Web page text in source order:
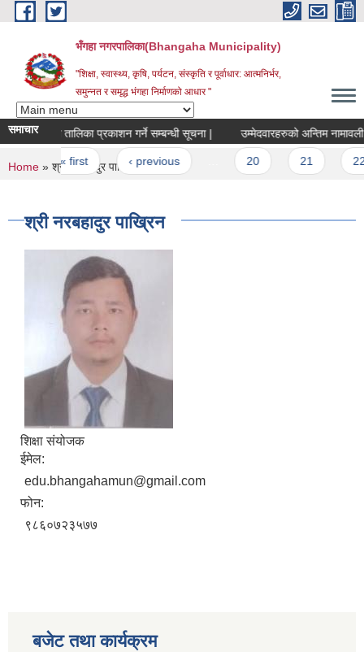
Skip to main content
भँगहा नगरपालिका(Bhangaha Municipality)
"शिक्षा, स्वास्थ्य, कृषि, पर्यटन, संस्कृति र पूर्वाधार: आत्मनिर्भर,
समुन्नत र समृद्ध भंगहा निर्माणको आधार "
समाचारपरिक्षा तालिका प्रकाशन गर्ने सम्बन्धी सूचना | उम्मेदवारहरुको अन्तिम नामावली
Pages
« first ‹ previous
You are here
Home » श्री नरबहादुर पाख्रिन
श्री नरबहादुर पाख्रिन
शिक्षा संयोजक
ईमेल:
edu.bhangahamun@gmail.com
फोन:
९८६०७२३५७७
बजेट तथा कार्यक्रम